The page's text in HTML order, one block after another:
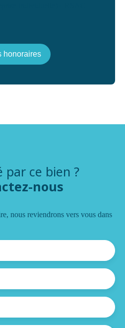
honoraires
par ce bien ?
nous
nous reviendrons vers vous dans